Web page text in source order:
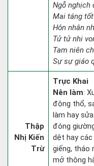
Ngỗ nghịch
Mai táng
Hôn nhân
Tử tử nhi
Tam niên
Sự sự giáo
Thập
Nhị Kiến
Trừ
Trực Khai
Nên làm:
động thổ,
làm hay
đóng
dệt hay các
giếng, tháo
mở thông